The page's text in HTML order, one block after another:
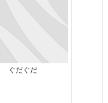
ぐだぐだ